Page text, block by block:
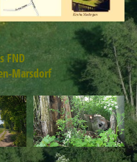
FND
Marsdorf